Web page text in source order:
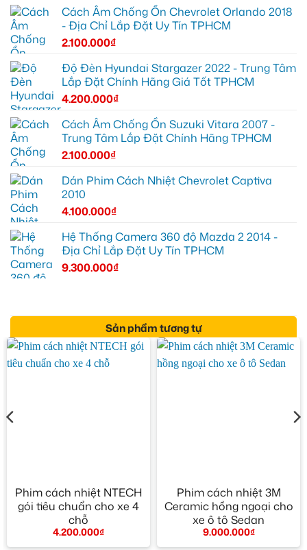
Cách Âm Chống Ồn Chevrolet Orlando 2018
- Địa Chỉ Lắp Đặt Uy Tín TPHCM
2.100.000₫
Độ Đèn Hyundai Stargazer 2022 - Trung Tâm
Lắp Đặt Chính Hãng Giá Tốt TPHCM
4.200.000₫
Cách Âm Chống Ồn Suzuki Vitara 2007 -
Trung Tâm Lắp Đặt Chính Hãng TPHCM
2.100.000₫
Dán Phim Cách Nhiệt Chevrolet Captiva
2010
4.100.000₫
Hệ Thống Camera 360 độ Mazda 2 2014 -
Địa Chỉ Lắp Đặt Uy Tín TPHCM
9.300.000₫
Sản phẩm tương tự
Phim cách nhiệt NTECH
gói tiêu chuẩn cho xe 4
chỗ
4.200.000₫
Phim cách nhiệt 3M
Ceramic hồng ngoại cho
xe ô tô Sedan
9.000.000₫